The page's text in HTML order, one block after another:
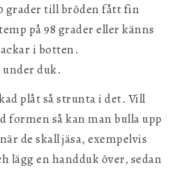
grader till bröden fått fin
på 98 grader eller känns
i botten.
under duk.
plåt så strunta i det. Vill
formen så kan man bulla upp
de skall jäsa, exempelvis
lägg en handduk över, sedan